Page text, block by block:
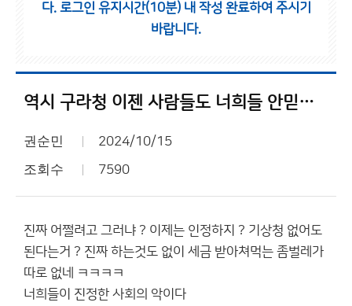
다. 로그인 유지시간(10분) 내 작성 완료하여 주시기
바랍니다.
역시 구라청 이젠 사람들도 너희들 안믿어 ㅋㅋㅋ
권순민 2024/10/15
조회수 7590
진짜 어쩔려고 그러냐 ? 이제는 인정하지 ? 기상청 없어도
된다는거 ? 진짜 하는것도 없이 세금 받아쳐먹는 좀벌레가
따로 없네 ㅋㅋㅋㅋ
너희들이 진정한 사회의 악이다